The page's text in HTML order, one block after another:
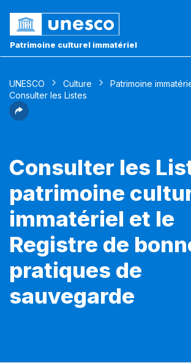
Patrimoine culturel immatériel
UNESCO Culture Patrimoine
Consulter les Listes
Consulter les
patrimoine
immatériel et le
Registre de
pratiques de
sauvegarde